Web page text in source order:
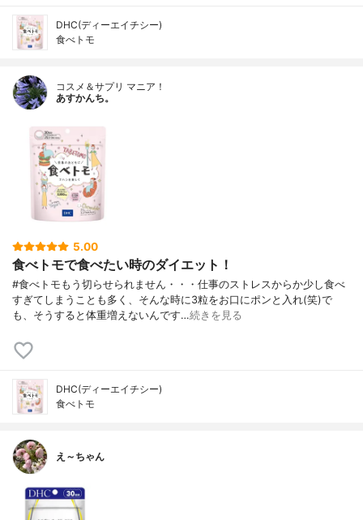
DHC(ディーエイチシー)
食べトモ
コスメ＆サプリ マニア！
あすかんち。
5.00
食べトモで食べたい時のダイエット！
#食べトモもう切らせられません・・・仕事のストレスからか少し食べ
すぎてしまうことも多く、そんな時に3粒をお口にポンと入れ(笑)で
も、そうすると体重増えないんです…続きを見る
DHC(ディーエイチシー)
食べトモ
え～ちゃん